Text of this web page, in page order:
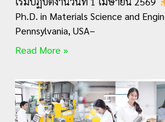
Ph.D. in Materials Science and
Pennsylvania, USA–
Read More »